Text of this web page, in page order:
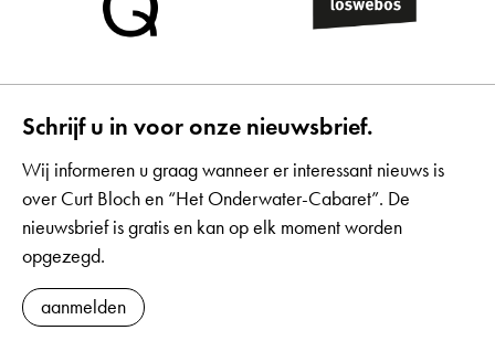
Schrijf u in voor onze nieuwsbrief.
Wij informeren u graag wanneer er interessant nieuws is
over Curt Bloch en “Het Onderwater-Cabaret”. De
nieuwsbrief is gratis en kan op elk moment worden
opgezegd.
aanmelden